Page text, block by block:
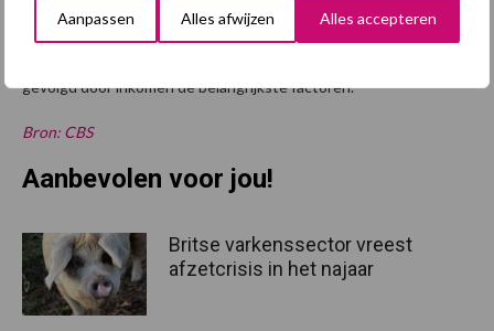
Aanpassen Alles afwijzen Alles accepteren
inkomen en leeftijd het meest van invloed zijn op het autobezit
gevolgd door inkomen de belangrijkste factoren.
Bron: CBS
Aanbevolen voor jou!
Britse varkenssector vreest
afzetcrisis in het najaar